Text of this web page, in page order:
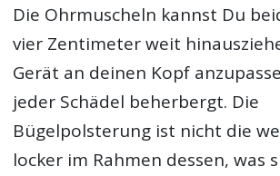
Die Ohrmuscheln kannst Du
vier Zentimeter weit
Gerät an deinen Kopf
jeder Schädel beherbergt. Die
Bügelpolsterung ist nicht die
locker im Rahmen dessen, was